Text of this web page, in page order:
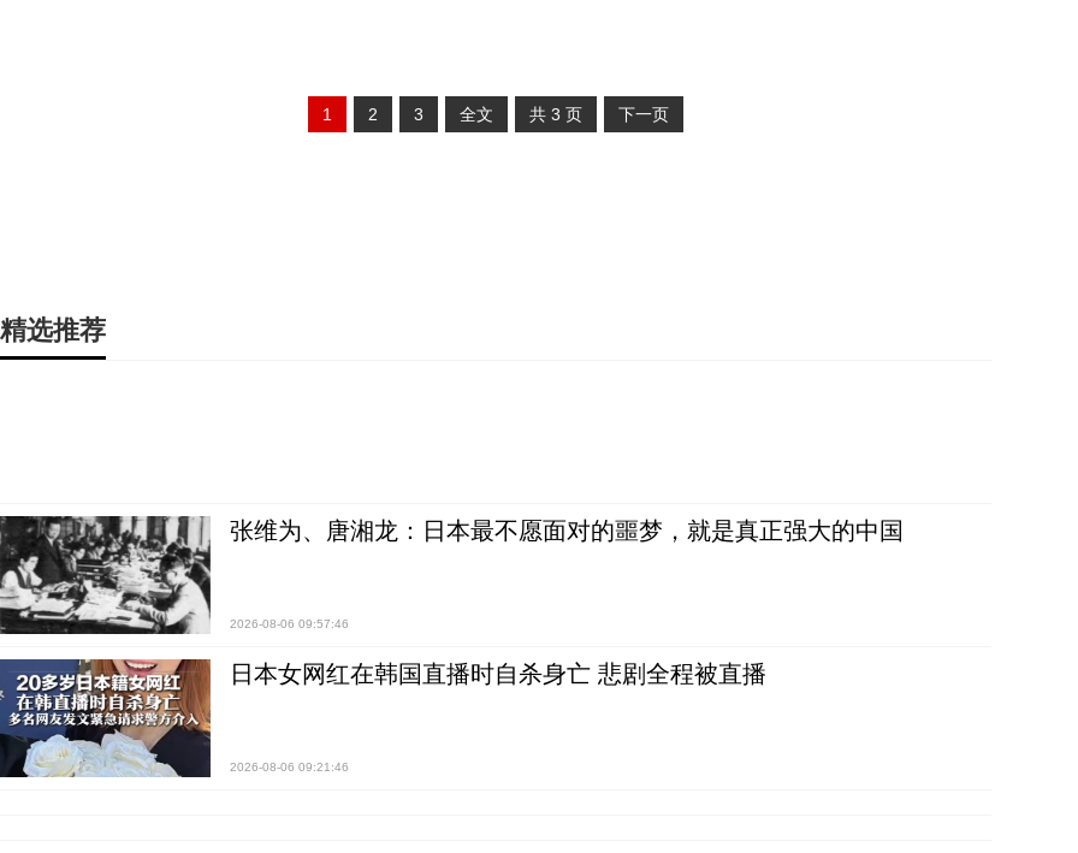
1 2 3 全文 共 3 页 下一页
精选推荐
张维为、唐湘龙：日本最不愿面对的噩梦，就是真正强大的中国
2026-08-06 09:57:46
日本女网红在韩国直播时自杀身亡 悲剧全程被直播
2026-08-06 09:21:46